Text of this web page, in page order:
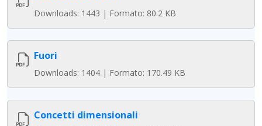
Downloads: 1443 | Formato: 80.2 KB
Fuori
Downloads: 1404 | Formato: 170.49 KB
Concetti dimensionali